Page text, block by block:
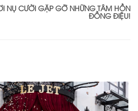
NỤ CƯỜI GẶP GỠ NHỮNG TÂM HỒN
ĐỒNG ĐIỆU!